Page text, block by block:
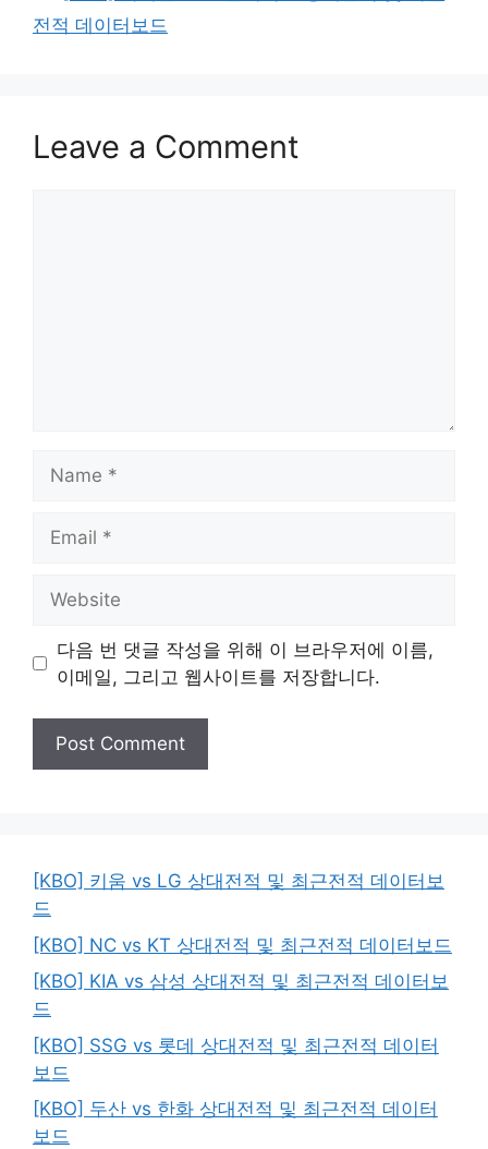
전적 데이터보드
Leave a Comment
다음 번 댓글 작성을 위해 이 브라우저에 이름,
이메일, 그리고 웹사이트를 저장합니다.
[KBO] 키움 vs LG 상대전적 및 최근전적 데이터보
드
[KBO] NC vs KT 상대전적 및 최근전적 데이터보드
[KBO] KIA vs 삼성 상대전적 및 최근전적 데이터보
드
[KBO] SSG vs 롯데 상대전적 및 최근전적 데이터
보드
[KBO] 두산 vs 한화 상대전적 및 최근전적 데이터
보드